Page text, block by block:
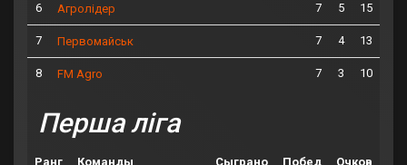
6 Агролідер 7 5 15
7 Первомайськ 7 4 13
8 FM Agro 7 3 10
Перша ліга
Ранг Команды Сыграно Побед Очков